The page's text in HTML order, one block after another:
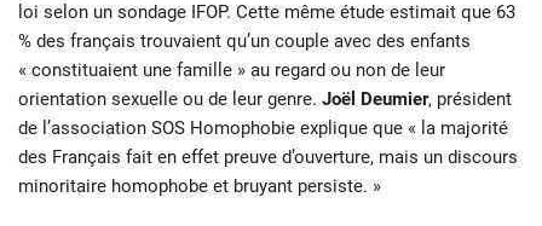
loi selon un sondage IFOP. Cette même étude estimait que 63
% des français trouvaient qu’un couple avec des enfants
« constituaient une famille » au regard ou non de leur
orientation sexuelle ou de leur genre. Joël Deumier, président
de l’association SOS Homophobie explique que « la majorité
des Français fait en effet preuve d’ouverture, mais un discours
minoritaire homophobe et bruyant persiste. »